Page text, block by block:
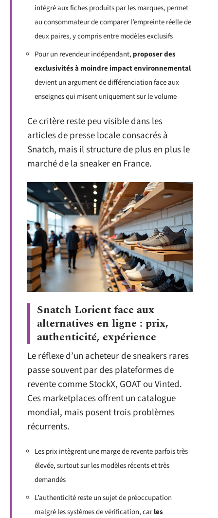
intégré aux fiches produits par les marques, permet
au consommateur de comparer l’empreinte réelle de
deux paires, y compris entre modèles exclusifs
Pour un revendeur indépendant, proposer des
exclusivités à moindre impact environnemental
devient un argument de différenciation face aux
enseignes qui misent uniquement sur le volume
Ce critère reste peu visible dans les
articles de presse locale consacrés à
Snatch, mais il structure de plus en plus le
marché de la sneaker en France.
Snatch Lorient face aux
alternatives en ligne : prix,
authenticité, expérience
Le réflexe d’un acheteur de sneakers rares
passe souvent par des plateformes de
revente comme StockX, GOAT ou Vinted.
Ces marketplaces offrent un catalogue
mondial, mais posent trois problèmes
récurrents.
Les prix intègrent une marge de revente parfois très
élevée, surtout sur les modèles récents et très
demandés
L’authenticité reste un sujet de préoccupation
malgré les systèmes de vérification, carles